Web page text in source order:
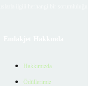
Hakkımızda
Ödüllerimiz